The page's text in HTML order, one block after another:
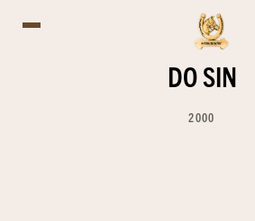
DO SIN
2000